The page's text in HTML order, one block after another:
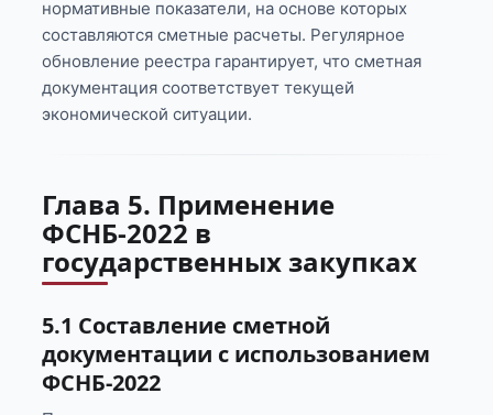
нормативные показатели, на основе которых
составляются сметные расчеты. Регулярное
обновление реестра гарантирует, что сметная
документация соответствует текущей
экономической ситуации.
Глава 5. Применение
ФСНБ-2022 в
государственных закупках
5.1 Составление сметной
документации с использованием
ФСНБ-2022